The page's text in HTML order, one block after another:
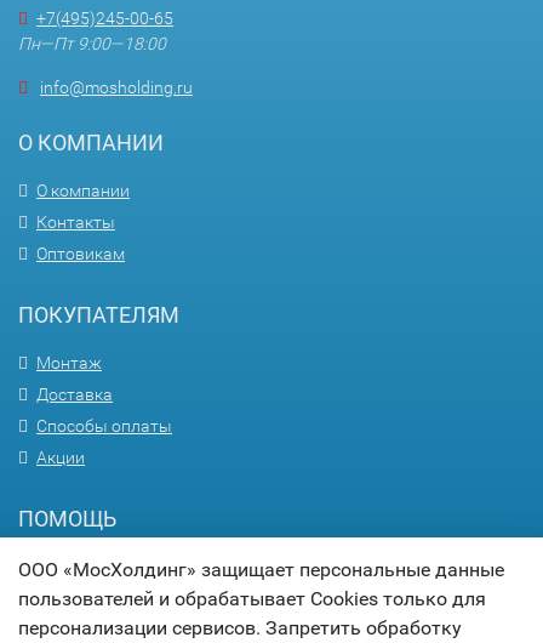
+7(495)245-00-65
Пн—Пт 9:00—18:00
info@mosholding.ru
О КОМПАНИИ
О компании
Контакты
Оптовикам
ПОКУПАТЕЛЯМ
Монтаж
Доставка
Способы оплаты
Акции
ПОМОЩЬ
Вопрос-ответ
Гарантия
Статьи
ООО «МосХолдинг» защищает персональные данные
пользователей и обрабатывает Cookies только для
персонализации сервисов. Запретить обработку